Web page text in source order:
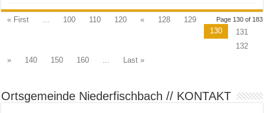
Page 130 of 183
« First 100 110 120 « 128
129
130
131
132
»
140 150 160 Last »
Ortsgemeinde Niederfischbach // KONTAKT